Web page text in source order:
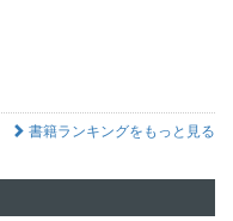
書籍ランキングをもっと見る